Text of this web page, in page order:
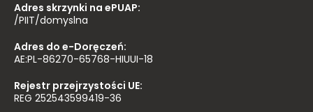
Adres skrzynki na ePUAP:
/PIIT/domyslna
Adres do e-Doręczeń:
AE:PL-86270-65768-HIUUI-18
Rejestr przejrzystości UE:
REG 252543599419-36